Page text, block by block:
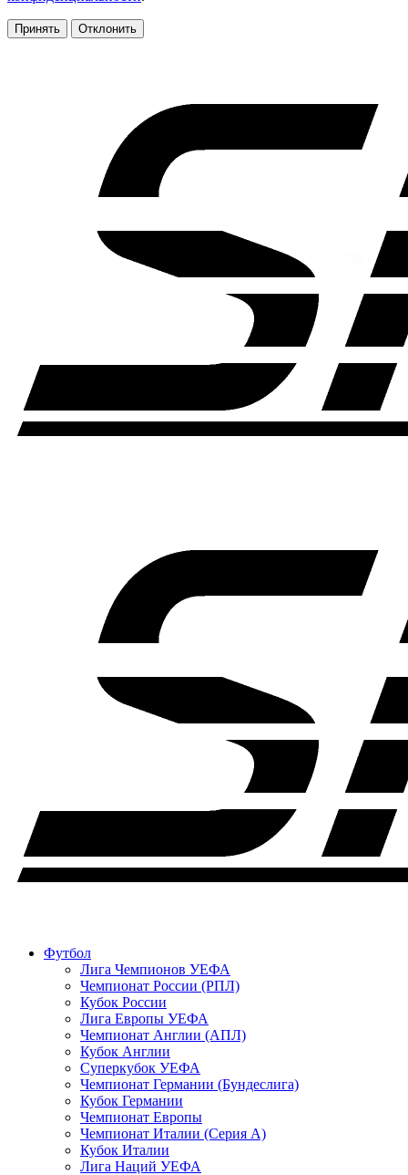
Принять Отклонить
Футбол
Лига Чемпионов УЕФА
Чемпионат России (РПЛ)
Кубок России
Лига Европы УЕФА
Чемпионат Англии (АПЛ)
Кубок Англии
Суперкубок УЕФА
Чемпионат Германии (Бундеслига)
Кубок Германии
Чемпионат Европы
Чемпионат Италии (Серия А)
Кубок Италии
Лига Наций УЕФА